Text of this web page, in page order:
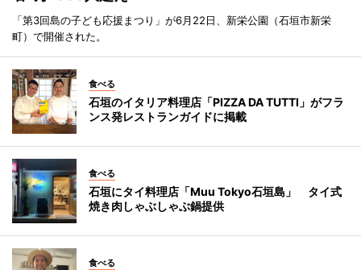
「第3回島の子ども応援まつり」が6月22日、新栄公園（石垣市新栄
町）で開催された。
食べる
石垣のイタリア料理店「PIZZA DA TUTTI」がフラ
ンス発レストランガイドに掲載
食べる
石垣にタイ料理店「Muu Tokyo石垣島」 タイ式
焼き肉しゃぶしゃぶ鍋提供
食べる